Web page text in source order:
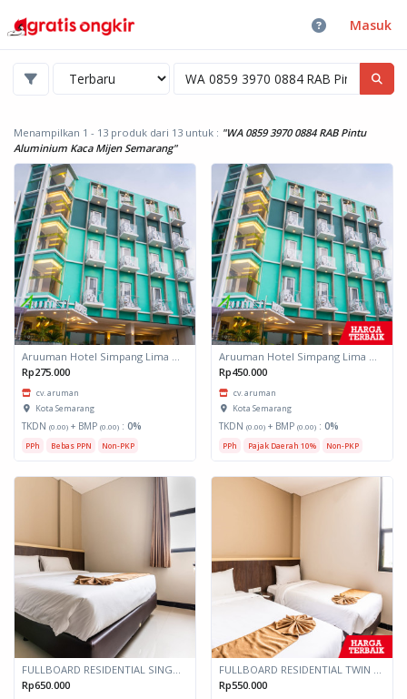
Masuk
Menampilkan 1 - 13 produk dari 13 untuk : "WA 0859 3970 0884 RAB Pintu
Aluminium Kaca Mijen Semarang"
Rp275.000
cv. aruman
Kota Semarang
TKDN (0.00) + BMP (0.00) : 0%
PPh Bebas PPN Non-PKP
Rp450.000
cv. aruman
Kota Semarang
TKDN (0.00) + BMP (0.00) : 0%
PPh Pajak Daerah 10% Non-PKP
FULLBOARD RESIDENTIAL SINGLE - KIYANA SEMARANG
Rp650.000
FULLBOARD RESIDENTIAL TWIN SHARE - KIYANA SEMARANG
Rp550.000